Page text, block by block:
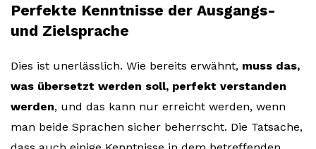
Perfekte Kenntnisse der Ausgangs-
und Zielsprache
Dies ist unerlässlich. Wie bereits erwähnt, muss das,
was übersetzt werden soll, perfekt verstanden
werden, und das kann nur erreicht werden, wenn
man beide Sprachen sicher beherrscht. Die Tatsache,